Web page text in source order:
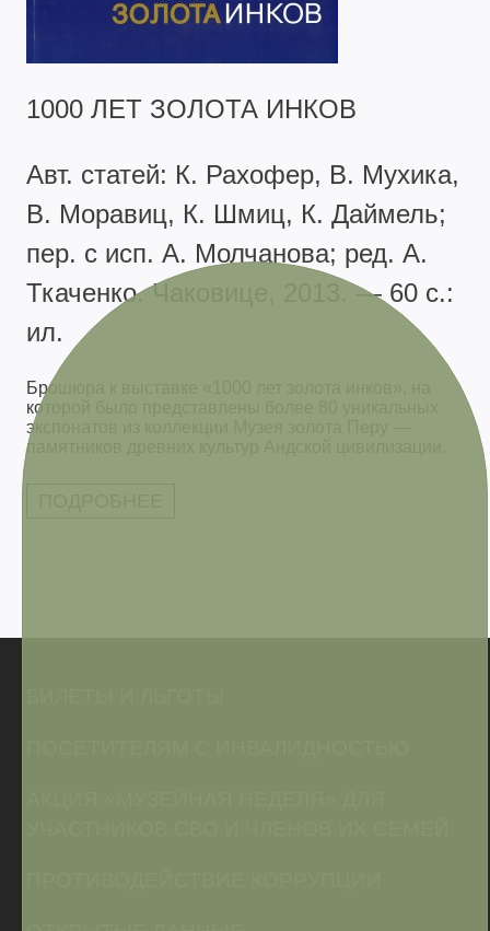
1000 ЛЕТ ЗОЛОТА ИНКОВ
Авт. статей: К. Рахофер, В. Мухика,
В. Моравиц, К. Шмиц, К. Даймель;
пер. с исп. А. Молчанова; ред. А.
Ткаченко. Чаковице, 2013. — 60 с.:
ил.
Брошюра к выставке «1000 лет золота инков», на
которой было представлены более 80 уникальных
экспонатов из коллекции Музея золота Перу —
памятников древних культур Андской цивилизации.